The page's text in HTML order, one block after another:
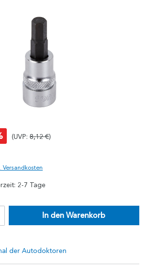
(UVP: 8,12 €)
Versandkosten
2-7 Tage
In den Warenkorb